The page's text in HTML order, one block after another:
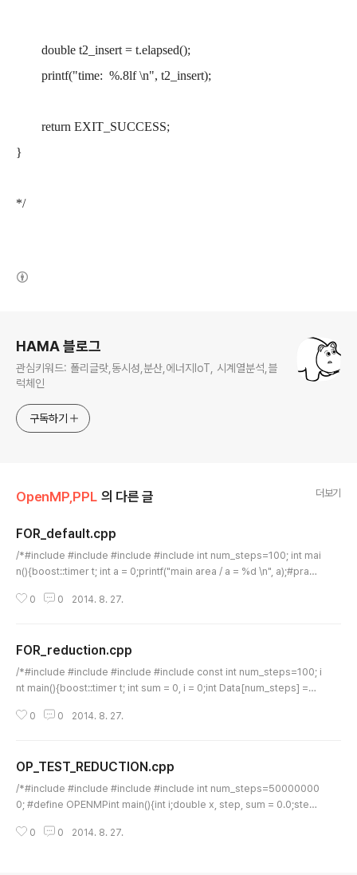
double t2_insert = t.elapsed();
printf("time: %.8lf \n", t2_insert);
return EXIT_SUCCESS;
}
*/
HAMA 블로그
관심키워드: 폴리글랏,동시성,분산,에너지IoT, 시계열분석,블
럭체인
구독하기
OpenMP,PPL 의 다른 글 더보기
FOR_default.cpp
/*#include #include #include #include int num_steps=100; int mai
n(){boost::timer t; int a = 0;printf("main area / a = %d \n", a);#prag
p_get_thread_num() == 0) a = 1;else a = 2; printf("%d thread area
0 0 2014. 8. 27.
FOR_reduction.cpp
/*#include #include #include #include const int num_steps=100; i
nt main(){boost::timer t; int sum = 0, i = 0;int Data[num_steps] =
allel for reduction(+:sum)for(i = 0 ; i < num_steps; i++){sum += D
0 0 2014. 8. 27.
OP_TEST_REDUCTION.cpp
/*#include #include #include #include int num_steps=50000000
0; #define OPENMPint main(){int i;double x, step, sum = 0.0;step
=0; i
0 0 2014. 8. 27.